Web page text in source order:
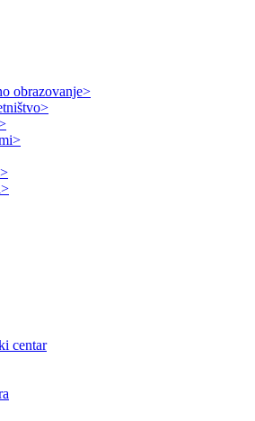
obrazovanje>
>
>
>
>
centar